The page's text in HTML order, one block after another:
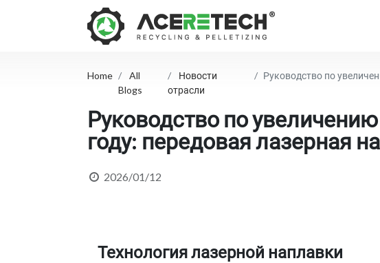
Home
All
Blogs
Новости
отрасли
Руководство по
Руководство по
году: передовая лазерная
2026/01/12
Технология лазерной наплавки